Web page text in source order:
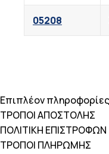
05208
Επιπλέον πληροφορίες
ΤΡΟΠΟΙ ΑΠΟΣΤΟΛΗΣ
ΠΟΛΙΤΙΚΗ ΕΠΙΣΤΡΟΦΩΝ
ΤΡΟΠΟΙ ΠΛΗΡΩΜΗΣ